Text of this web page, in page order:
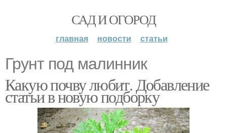
САД И ОГОРОД
главная новости статьи
Грунт под малинник
Какую почву любит. Добавление
статьи в новую подборку